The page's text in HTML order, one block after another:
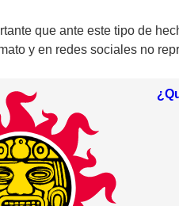
que ante este tipo de
y en redes sociales no